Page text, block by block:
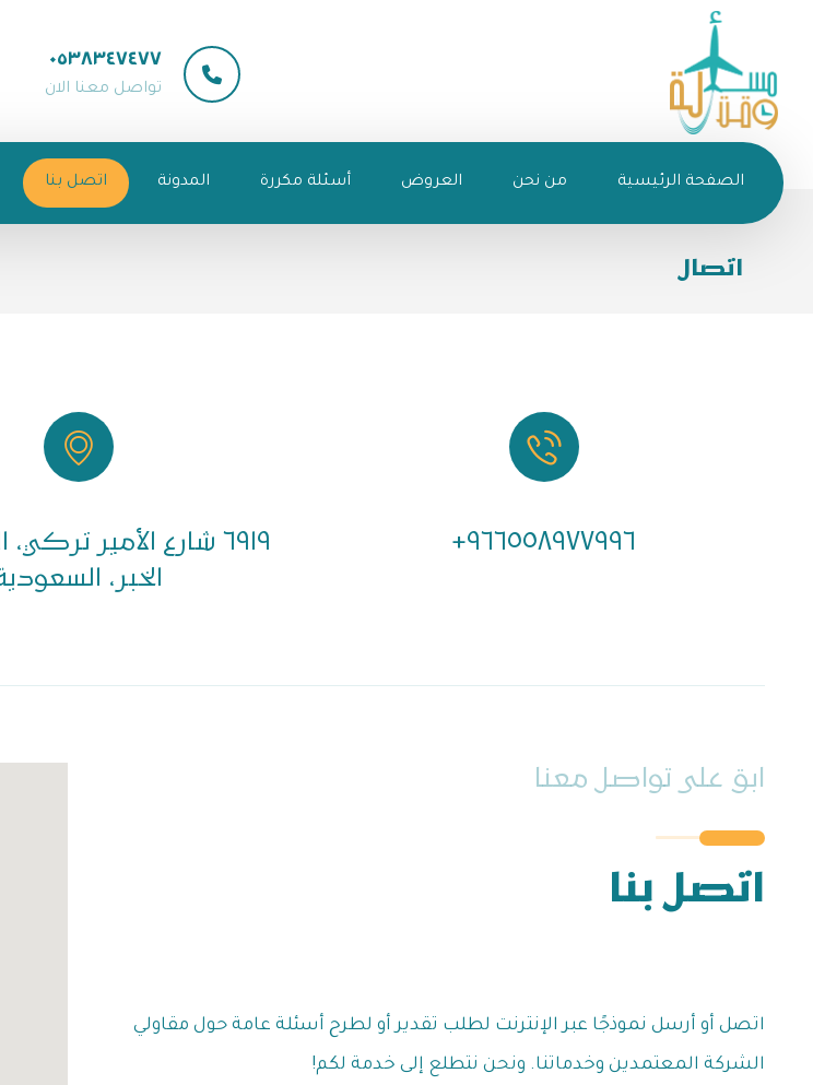
٠٥٣٨٣٤٧٤٧٧
تواصل معنا الان
الصفحة الرئيسية من نحن العروض أسئلة مكررة المدونة اتصل بنا
اتصال
٩٦٦٥٥٨٩٧٧٩٩٦+
٦٩١٩ شارع الأمير
الخبر،
ابق على تواصل معنا
اتصل بنا
اتصل أو أرسل نموذجًا عبر الإنترنت لطلب تقدير أو لطرح أسئلة عامة حول مقاولي
الشركة المعتمدين وخدماتنا. ونحن نتطلع إلى خدمة لكم!